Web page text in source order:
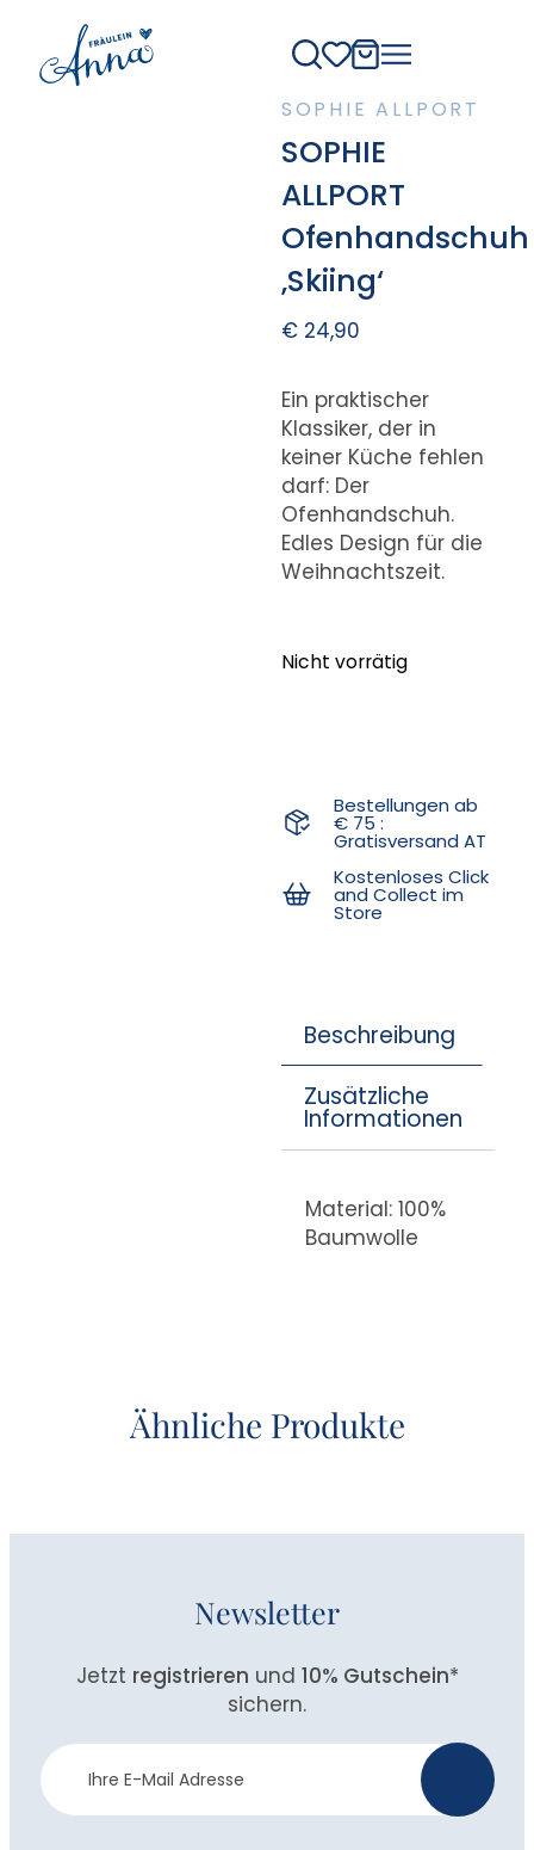
SOPHIE ALLPORT
SOPHIE
ALLPORT
Ofenhandschuh
‚Skiing‘
€24,90
Ein praktischer
Klassiker, der in
keiner Küche fehlen
darf: Der
Ofenhandschuh.
Edles Design für die
Weihnachtszeit.
Nicht vorrätig
Bestellungen ab
€ 75 :
Gratisversand AT
Kostenloses Click
and Collect im
Store
Beschreibung
Zusätzliche
Informationen
Material: 100%
Baumwolle
Ähnliche Produkte
Newsletter
Jetzt registrieren und 10% Gutschein*
sichern.
Newsletter
Anmeldung